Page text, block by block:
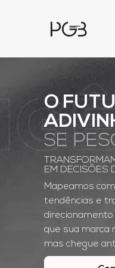
O
SE
EM DECISÕES
Mapeamos
tendências e
que sua marca
mas chegue